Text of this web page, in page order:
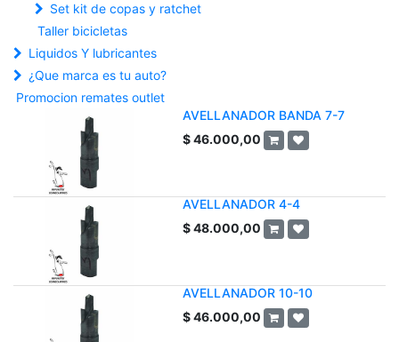
Set kit de copas y ratchet
Taller bicicletas
Liquidos Y lubricantes
¿Que marca es tu auto?
Promocion remates outlet
AVELLANADOR BANDA 7-7
$46.000,00
AVELLANADOR 4-4
$48.000,00
AVELLANADOR 10-10
$46.000,00